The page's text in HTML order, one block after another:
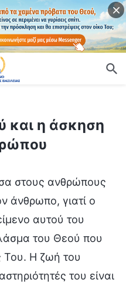
ανθρώπου
και η άσκηση
στους ανθρώπους
άνθρωπο, γιατί ο
αυτού του
του Θεού που
Του. Η ζωή του
του είναι